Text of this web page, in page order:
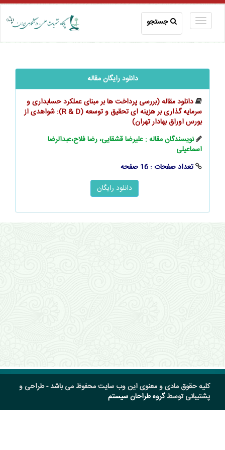
جستجو
دانلود رایگان مقاله
دانلود مقاله (بررسی پرداخت ها بر مبنای عملکرد حسابداری و
سرمایه گذاری بر هزینه ای تحقیق و توسعه (R & D): شواهدی از
بورس اوراق بهادار تهران)
نویسندگان مقاله : علیرضا قشقایی، رضا فلاح،عبدالرضا
اسماعیلی
تعداد صفحات : 16 صفحه
کلیه حقوق مادی و معنوی این وب سایت محفوظ می باشد - طراحی و
پشتیبانی توسطگروه طراحان سیستم